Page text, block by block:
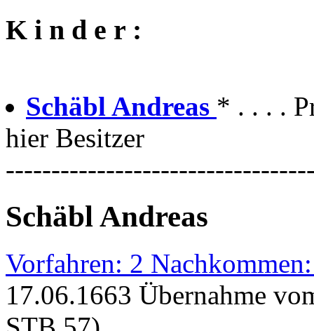
K i n d e r :
Schäbl Andreas * . . . .
hier Besitzer
Schäbl Andreas
Vorfahren: 2
17.06.1663 Übernahme